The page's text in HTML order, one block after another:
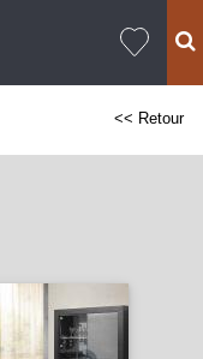
<< Retour